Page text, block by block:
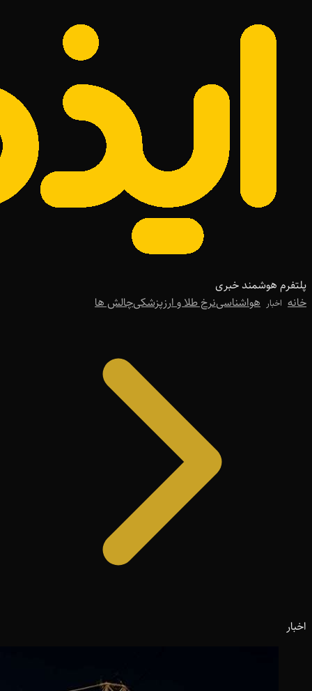
پلتفرم هوشمند خبری
خانه اخبار هواشناسینرخ طلا و ارزپزشکیچالش ها
اخبار